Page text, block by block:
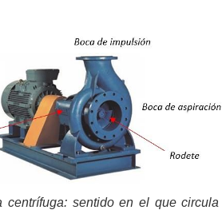
centrífuga: sentido en el que